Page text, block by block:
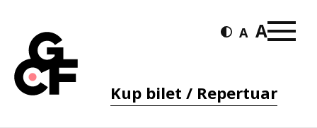
Kup bilet / Repertuar